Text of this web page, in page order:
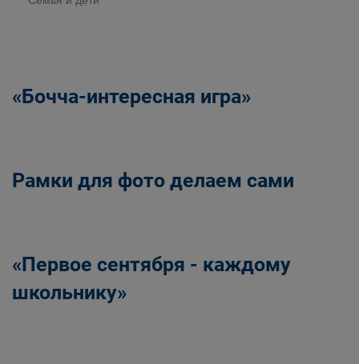
«Бочча-интересная игра»
Рамки для фото делаем сами
«Первое сентября - каждому
школьнику»